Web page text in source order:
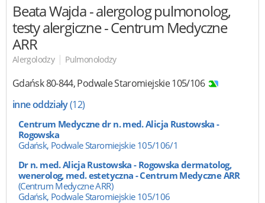
Beata Wajda - alergologpulmonolog,
testy alergiczne - Centrum Medyczne
ARR
Alergolodzy | Pulmonolodzy
Gdańsk80-844,Podwale Staromiejskie 105/106
inne oddziały(12)
Centrum Medyczne dr n. med. Alicja Rustowska -
Rogowska
Gdańsk, Podwale Staromiejskie 105/106/1
Dr n. med. Alicja Rustowska - Rogowska dermatolog,
wenerolog, med. estetyczna - Centrum Medyczne ARR
(Centrum Medyczne ARR)
Gdańsk, Podwale Staromiejskie 105/106